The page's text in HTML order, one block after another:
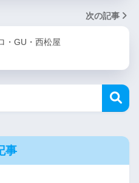
次の記事
・GU・西松屋
事